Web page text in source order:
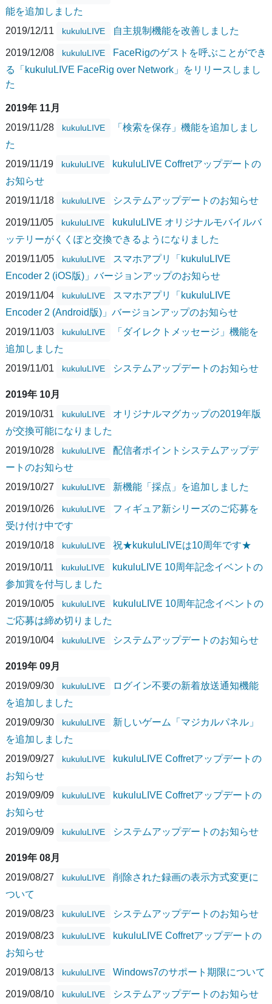
能を追加しました
2019/12/11
kukuluLIVE 自主規制機能を改善しました
2019/12/08 kukuluLIVE
FaceRigのゲストを呼ぶことができ
る「kukuluLIVE FaceRig over Network」をリリースしまし
た
2019年 11月
2019/11/28
kukuluLIVE
「検索を保存」機能を追加しまし
た
2019/11/19
kukuluLIVE
kukuluLIVE Coffretアップデートの
お知らせ
2019/11/18
kukuluLIVE システムアップデートのお知らせ
2019/11/05 kukuluLIVE
kukuluLIVE オリジナルモバイルバ
ッテリーがくくぽと交換できるようになりました
2019/11/05
kukuluLIVE
スマホアプリ「kukuluLIVE
Encoder 2 (iOS版)」バージョンアップのお知らせ
2019/11/04
kukuluLIVE
スマホアプリ「kukuluLIVE
Encoder 2 (Android版)」バージョンアップのお知らせ
2019/11/03
kukuluLIVE
「ダイレクトメッセージ」機能を
追加しました
2019/11/01
kukuluLIVE システムアップデートのお知らせ
2019年 10月
2019/10/31
kukuluLIVE
オリジナルマグカップの2019年版
が交換可能になりました
2019/10/28
kukuluLIVE
配信者ポイントシステムアップデ
ートのお知らせ
2019/10/27
kukuluLIVE 新機能「採点」を追加しました
2019/10/26 kukuluLIVE
フィギュア新シリーズのご応募を
受け付け中です
2019/10/18
kukuluLIVE 祝★kukuluLIVEは10周年です★
2019/10/11 kukuluLIVE
kukuluLIVE 10周年記念イベントの
参加賞を付与しました
2019/10/05
kukuluLIVE
kukuluLIVE 10周年記念イベントの
ご応募は締め切りました
2019/10/04
kukuluLIVE システムアップデートのお知らせ
2019年 09月
2019/09/30
kukuluLIVE
ログイン不要の新着放送通知機能
を追加しました
2019/09/30
kukuluLIVE
新しいゲーム「マジカルパネル」
を追加しました
2019/09/27
kukuluLIVE
kukuluLIVE Coffretアップデートの
お知らせ
2019/09/09
kukuluLIVE
kukuluLIVE Coffretアップデートの
お知らせ
2019/09/09
kukuluLIVE システムアップデートのお知らせ
2019年 08月
2019/08/27
kukuluLIVE
削除された録画の表示方式変更に
ついて
2019/08/23
kukuluLIVE システムアップデートのお知らせ
2019/08/23 kukuluLIVE
kukuluLIVE Coffretアップデートの
お知らせ
2019/08/13
kukuluLIVE Windows7のサポート期限について
2019/08/10 kukuluLIVE システムアップデートのお知らせ